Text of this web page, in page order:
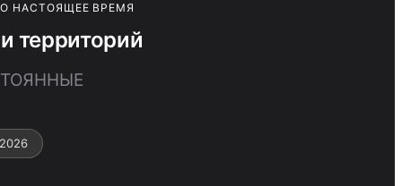
НАСТОЯЩЕЕ ВРЕМЯ
территорий